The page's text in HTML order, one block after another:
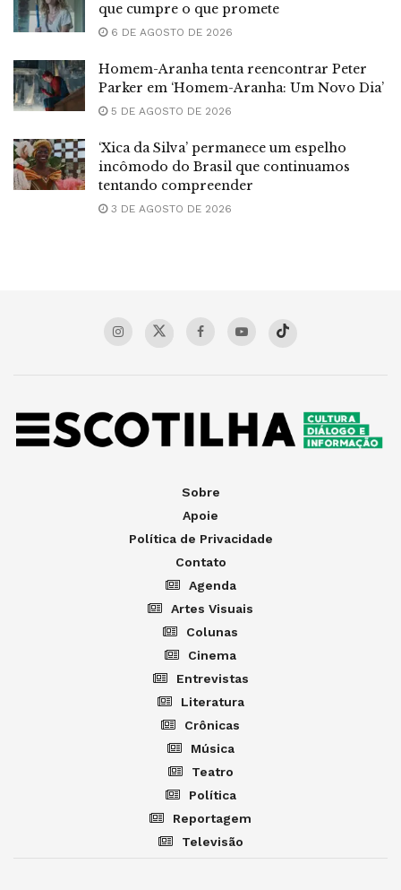
que cumpre o que promete
6 DE AGOSTO DE 2026
Homem-Aranha tenta reencontrar Peter
Parker em ‘Homem-Aranha: Um Novo Dia’
5 DE AGOSTO DE 2026
‘Xica da Silva’ permanece um espelho
incômodo do Brasil que continuamos
tentando compreender
3 DE AGOSTO DE 2026
Sobre
Apoie
Política de Privacidade
Contato
Agenda
Artes Visuais
Colunas
Cinema
Entrevistas
Literatura
Crônicas
Música
Teatro
Política
Reportagem
Televisão